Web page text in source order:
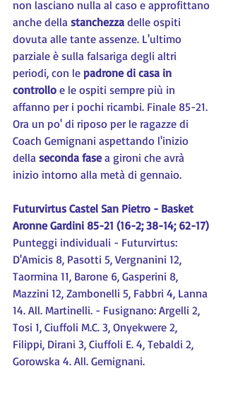
non lasciano nulla al caso e approfittano
anche della stanchezza delle ospiti
dovuta alle tante assenze. L'ultimo
parziale è sulla falsariga degli altri
periodi, con le padrone di casa in
controllo e le ospiti sempre più in
affanno per i pochi ricambi. Finale 85-21.
Ora un po' di riposo per le ragazze di
Coach Gemignani aspettando l'inizio
della seconda fase a gironi che avrà
inizio intorno alla metà di gennaio.
Futurvirtus Castel San Pietro - Basket
Aronne Gardini 85-21 (16-2; 38-14; 62-17)
Punteggi individuali - Futurvirtus:
D'Amicis 8, Pasotti 5, Vergnanini 12,
Taormina 11, Barone 6, Gasperini 8,
Mazzini 12, Zambonelli 5, Fabbri 4, Lanna
14. All. Martinelli. - Fusignano: Argelli 2,
Tosi 1, Ciuffoli M.C. 3, Onyekwere 2,
Filippi, Dirani 3, Ciuffoli E. 4, Tebaldi 2,
Gorowska 4. All. Gemignani.